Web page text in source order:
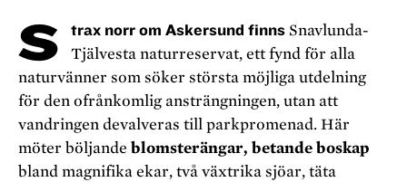
S trax norr om Askersund finns Snavlunda-
Tjälvesta naturreservat, ett fynd för alla
naturvänner som söker största möjliga utdelning
för den ofrånkomlig ansträngningen, utan att
vandringen devalveras till parkpromenad. Här
möter böljande blomsterängar, betande boskap
bland magnifika ekar, två växtrika sjöar, täta